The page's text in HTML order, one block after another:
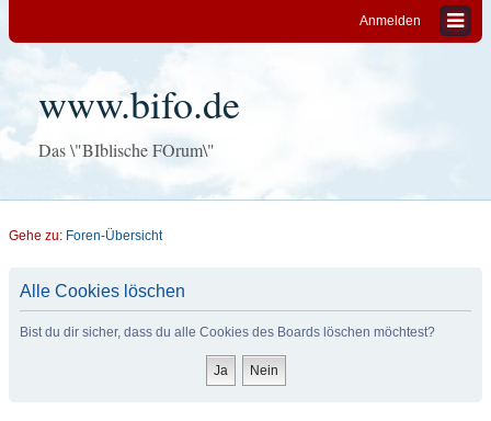
Anmelden
www.bifo.de
Das \"BIblische FOrum\"
Gehe zu: Foren-Übersicht
Alle Cookies löschen
Bist du dir sicher, dass du alle Cookies des Boards löschen möchtest?